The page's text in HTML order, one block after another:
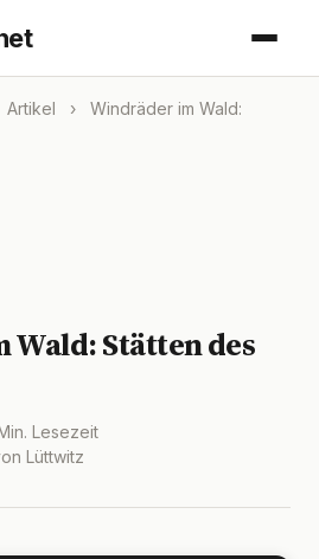
Artikel ›
Windräder im Wald:
Stätten des
Lesezeit
Lüttwitz